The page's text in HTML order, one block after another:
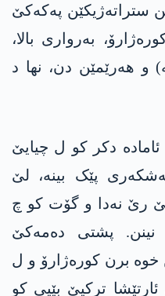
جھێن ستراتەژیکێن پەکەکێ
بەرواری بالا،
و ھەرێمێن دن، نھا د
2022 دە خوە ئامادە دکر کو ل چیایێ
پێک بینە، لێ
رێ نەدا و گۆت کو چ
نینن. پشتی دەمەکێ
خوە برن کورەژارۆ و ل
ترکیێ بێیی کو